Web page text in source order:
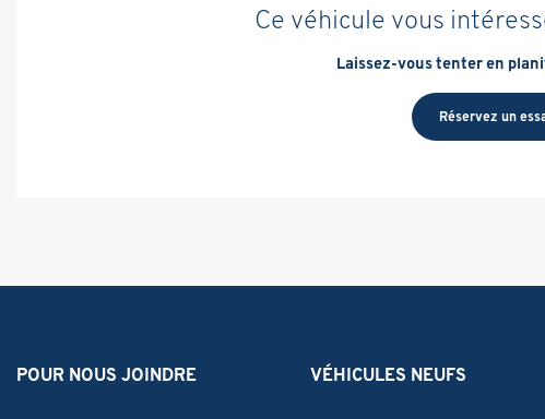
Ce véhicule vous
Laissez-vous tenter en
Réservez un
POUR NOUS JOINDRE VÉHICULES NEUFS